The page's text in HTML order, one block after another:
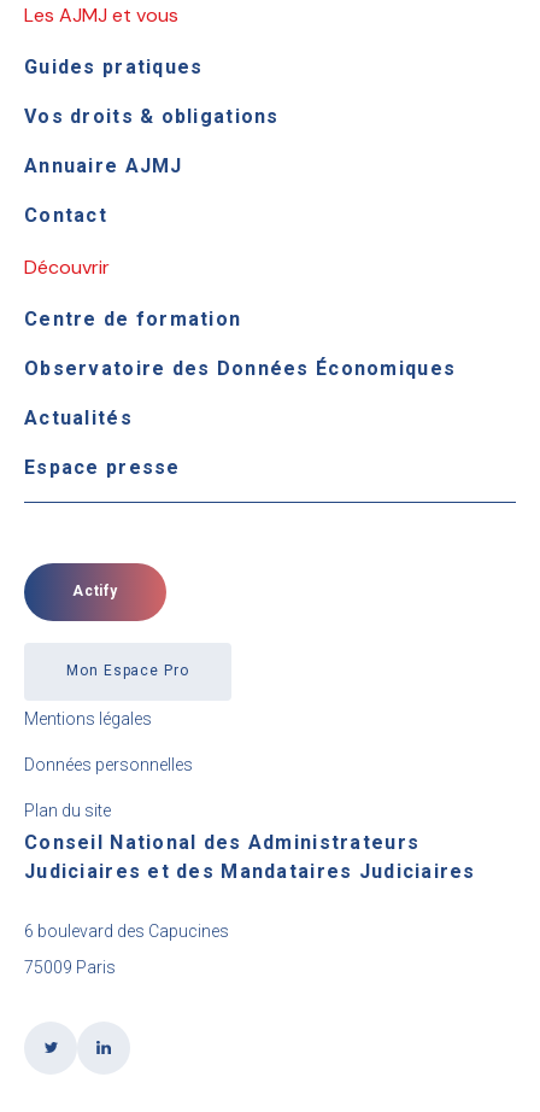
Les AJMJ et vous
Guides pratiques
Vos droits & obligations
Annuaire AJMJ
Contact
Découvrir
Centre de formation
Observatoire des Données Économiques
Actualités
Espace presse
Actify
Mon Espace Pro
Mentions légales
Données personnelles
Plan du site
Conseil National des Administrateurs
Judiciaires et des Mandataires Judiciaires
6 boulevard des Capucines
75009 Paris